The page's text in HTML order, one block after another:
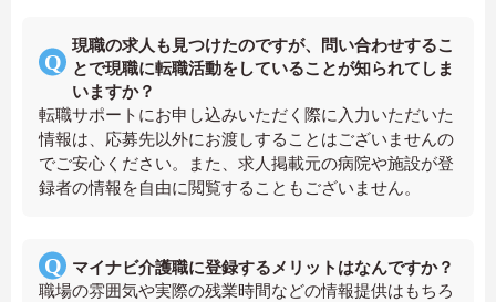
現職の求人も見つけたのですが、問い合わせするこ
とで現職に転職活動をしていることが知られてしま
いますか？
転職サポートにお申し込みいただく際に入力いただいた
情報は、応募先以外にお渡しすることはございませんの
でご安心ください。また、求人掲載元の病院や施設が登
録者の情報を自由に閲覧することもございません。
マイナビ介護職に登録するメリットはなんですか？
職場の雰囲気や実際の残業時間などの情報提供はもちろ